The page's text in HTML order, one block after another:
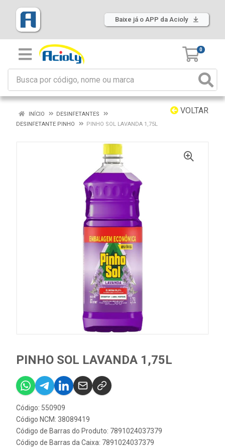
Baixe já o APP da Acioly
0
VOLTAR
INÍCIO
DESINFETANTES
DESINFETANTE PINHO
PINHO SOL LAVANDA 1,75L
PINHO SOL LAVANDA 1,75L
Código: 550909
Código NCM: 38089419
Código de Barras do Produto: 7891024037379
Código de Barras da Caixa: 7891024037379